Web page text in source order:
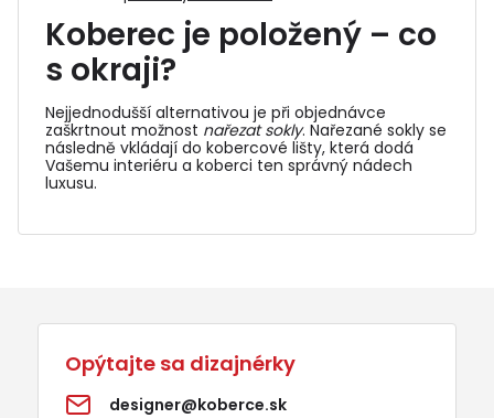
Koberec je položený – co
s okraji?
Nejjednodušší alternativou je při objednávce
zaškrtnout možnost nařezat sokly. Nařezané sokly se
následně vkládají do kobercové lišty, která dodá
Vašemu interiéru a koberci ten správný nádech
luxusu.
Opýtajte sa dizajnérky
designer@koberce.sk